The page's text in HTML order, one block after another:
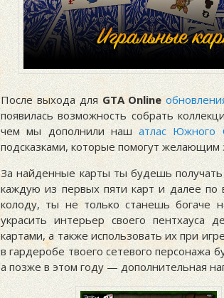
После выхода для GTA Online
появилась возможность собрать
чем мы дополнили нашатлас Южного
подсказками, которые помогут желающим
За найденные карты ты будешь
каждую из первых пяти карт и далее
колоду, ты не только станешь
украсить интерьер своего пентхауса
картами, а также использовать их при
в гардеробе твоего сетевого персонажа
а позже в этом году — дополнительная